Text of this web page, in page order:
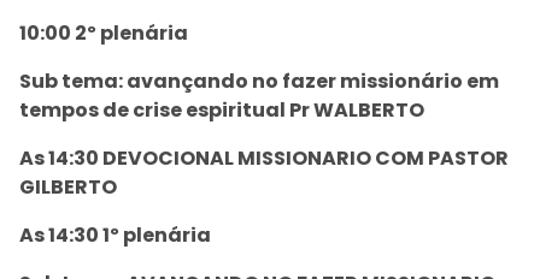
10:00 2º plenária
Sub tema: avançando no fazer missionário em
tempos de crise espiritual Pr WALBERTO
As 14:30 DEVOCIONAL MISSIONARIO COM PASTOR
GILBERTO
As 14:30 1º plenária